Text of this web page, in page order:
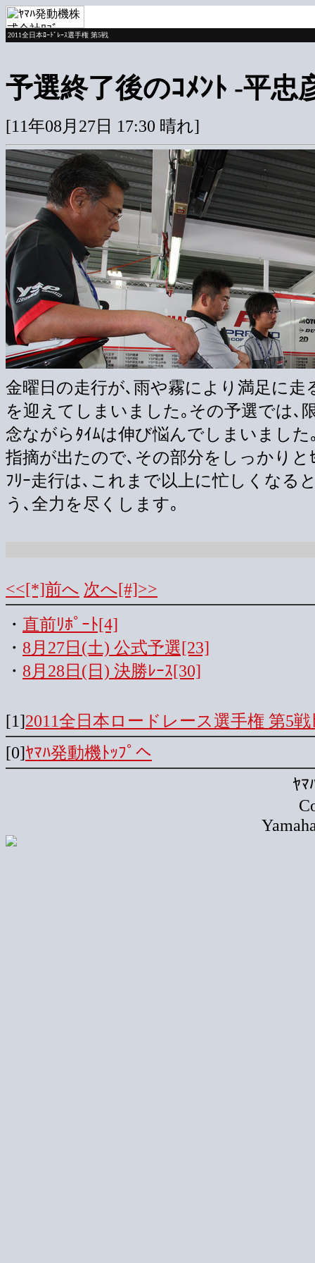
2011全日本ﾛｰﾄﾞﾚｰｽ選手権 第5戦
予選終了後のｺﾒﾝﾄ -平忠
[11年08月27日 17:30 晴れ]
金曜日の走行が､雨や霧により満足に走
を迎えてしまいました｡その予選では､
念ながらﾀｲﾑは伸び悩んでしまいまし
指摘が出たので､その部分をしっかりと
ﾌﾘｰ走行は､これまで以上に忙しくなる
う､全力を尽くします｡
<<[*]前へ 次へ[#]>>
・ 直前ﾘﾎﾟｰﾄ[4]
・ 8月27日(土) 公式予選[23]
・ 8月28日(日) 決勝ﾚｰｽ[30]
[1]2011全日本ロードレース選手権 第5戦
[0]ﾔﾏﾊ発動機ﾄｯﾌﾟへ
ﾔﾏ